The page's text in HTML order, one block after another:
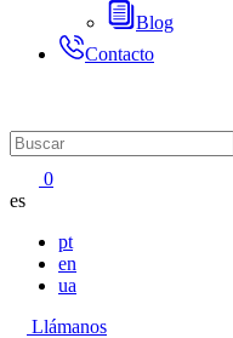
Blog
Contacto
0
es
pt
en
ua
Llámanos